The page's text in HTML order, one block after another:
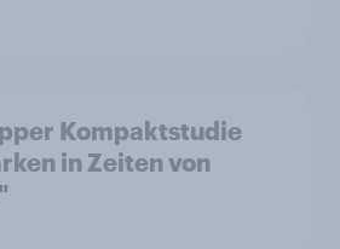
Kompaktstudie
in Zeiten von